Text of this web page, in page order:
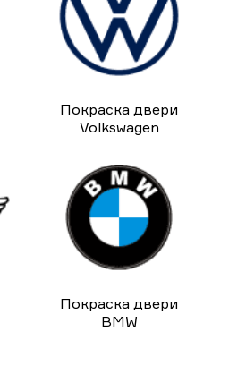
Покраска двери
Volkswagen
Покраска двери
BMW